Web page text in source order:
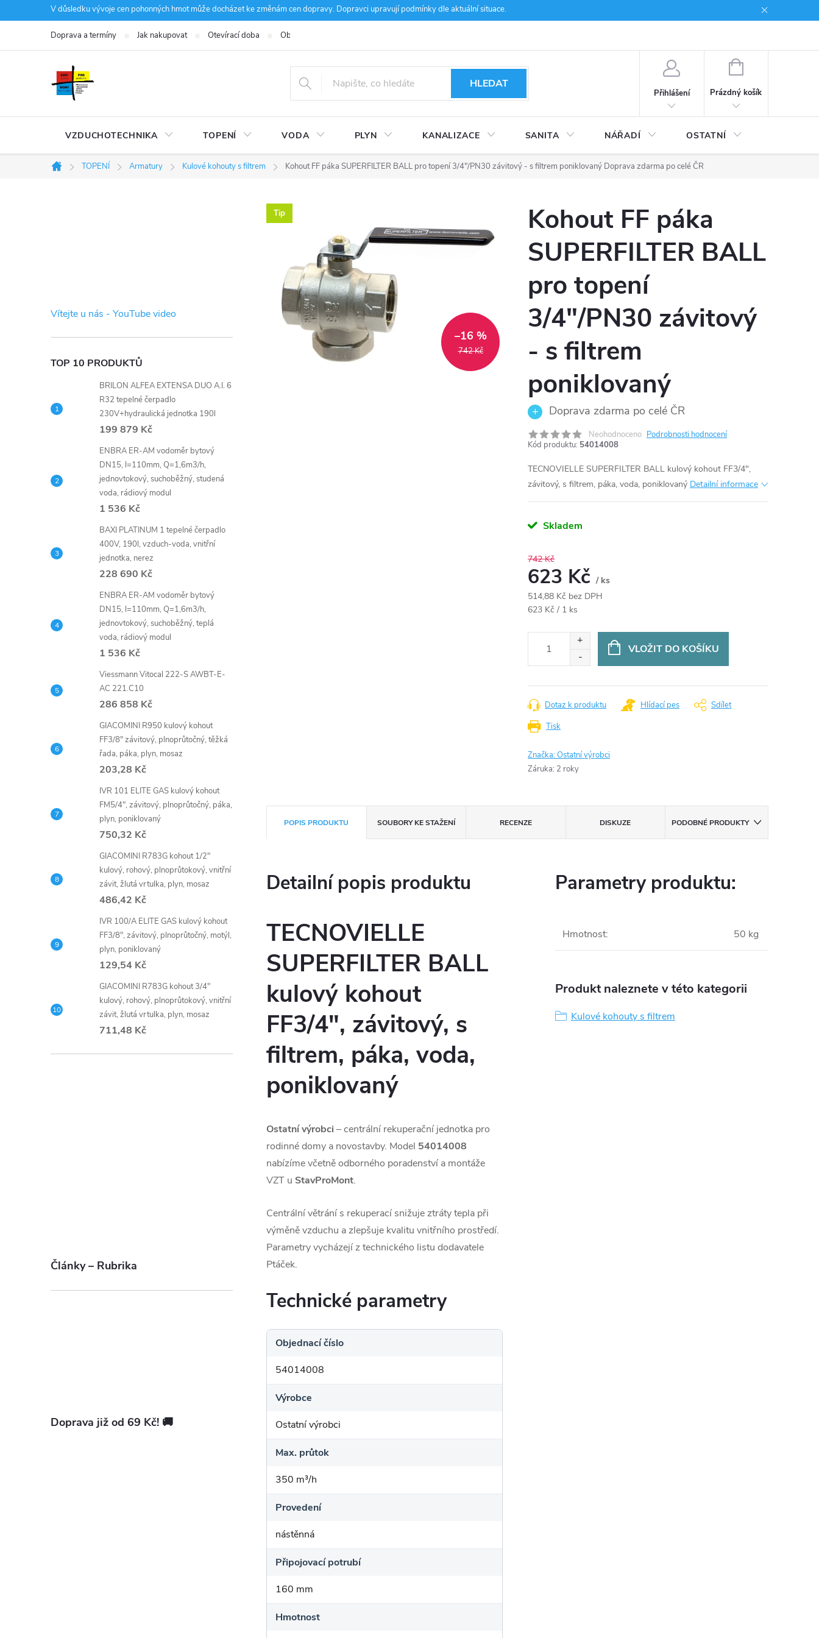
na
V důsledku vývoje cen pohonných hmot může docházet ke změnám cen dopravy. Dopravci upravují podmínky dle aktuální situace.
Doprava a termíny Jak nakupovat Otevírací doba Obchodní podmínky
HLEDAT
Přihlášení
NÁKUPNÍ
Prázdný košík
VZDUCHOTECHNIKA TOPENÍ VODA PLYN KANALIZACE SANITA NÁŘADÍ OSTATNÍ
Domů
TOPENÍ Armatury Kulové kohouty s filtrem Kohout FF páka SUPERFILTER BALL pro topení 3/4"/PN30 závitový - s filtrem poniklovaný Doprava zdarma po celé ČR
t
r
a
n
p
n
l
Vítejte u nás - YouTube video
TOP 10 PRODUKTŮ
BRILON ALFEA EXTENSA DUO A.I. 6
R32 tepelné čerpadlo
230V+hydraulická jednotka 190l
199 879 Kč
ENBRA ER-AM vodoměr bytový
DN15, l=110mm, Q=1,6m3/h,
jednovtokový, suchoběžný, studená
voda, rádiový modul
1 536 Kč
BAXI PLATINUM 1 tepelné čerpadlo
400V, 190l, vzduch-voda, vnitřní
jednotka, nerez
228 690 Kč
ENBRA ER-AM vodoměr bytový
DN15, l=110mm, Q=1,6m3/h,
jednovtokový, suchoběžný, teplá
voda, rádiový modul
1 536 Kč
Viessmann Vitocal 222-S AWBT-E-
AC 221.C10
286 858 Kč
GIACOMINI R950 kulový kohout
FF3/8" závitový, plnoprůtočný, těžká
řada, páka, plyn, mosaz
203,28 Kč
IVR 101 ELITE GAS kulový kohout
FM5/4", závitový, plnoprůtočný, páka,
plyn, poniklovaný
750,32 Kč
GIACOMINI R783G kohout 1/2"
kulový, rohový, plnoprůtokový, vnitřní
závit, žlutá vrtulka, plyn, mosaz
486,42 Kč
IVR 100/A ELITE GAS kulový kohout
FF3/8", závitový, plnoprůtočný, motýl,
plyn, poniklovaný
129,54 Kč
GIACOMINI R783G kohout 3/4"
kulový, rohový, plnoprůtokový, vnitřní
závit, žlutá vrtulka, plyn, mosaz
711,48 Kč
Články – Rubrika
Doprava již od 69 Kč! 🚚
Tip
742 Kč
–16 %
Kohout FF páka
SUPERFILTER BALL
pro topení
3/4"/PN30 závitový
- s filtrem
poniklovaný
Doprava zdarma po celé ČR
Neohodnoceno Podrobnosti hodnocení
Kód produktu: 54014008
TECNOVIELLE SUPERFILTER BALL kulový kohout FF3/4",
závitový, s filtrem, páka, voda, poniklovaný Detailní informace
Skladem
742 Kč
623 Kč / ks
514,88 Kč bez DPH
Měrná
623 Kč / 1 ks
VLOŽIT DO KOŠÍKU
Tisk
Dotaz k produktu Hlídací pes Sdílet
Značka:Ostatní výrobci
Záruka: 2 roky
POPIS PRODUKTU SOUBORY KE STAŽENÍ RECENZE DISKUZE PODOBNÉ PRODUKTY
Detailní popis produktu
TECNOVIELLE
SUPERFILTER BALL
kulový kohout
FF3/4", závitový, s
filtrem, páka, voda,
poniklovaný
Ostatní výrobci – centrální rekuperační jednotka pro
rodinné domy a novostavby. Model 54014008
nabízíme včetně odborného poradenství a montáže
VZT u StavProMont.
Centrální větrání s rekuperací snižuje ztráty tepla při
výměně vzduchu a zlepšuje kvalitu vnitřního prostředí.
Parametry vycházejí z technického listu dodavatele
Ptáček.
Technické parametry
Objednací číslo
54014008
Výrobce
Ostatní výrobci
Max. průtok
350 m³/h
Provedení
nástěnná
Připojovací potrubí
160 mm
Hmotnost
Parametry produktu:
Hmotnost: 50 kg
Produkt naleznete v této kategorii
Kulové kohouty s filtrem